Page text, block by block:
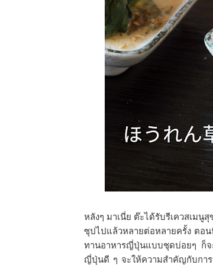
หลังๆ มาเนี่ย ต๊ะได้รับรีเควสเมนู
ซุปไปแล้วหลายต่อหลายครั้ง ตอ
ทานอาหารญี่ปุ่นแบบชุดบ่อยๆ ก็จ
ญี่ปุ่นดี ๆ จะให้ความสำคัญกับการ